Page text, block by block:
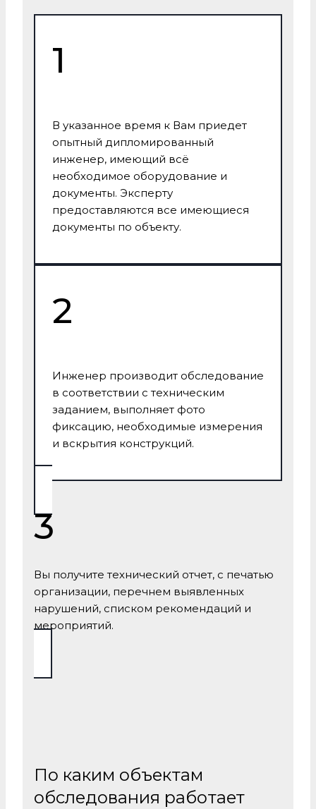
1
В указанное время к Вам приедет
опытный дипломированный
инженер, имеющий всё
необходимое оборудование и
документы. Эксперту
предоставляются все имеющиеся
документы по объекту.
2
Инженер производит обследование
в соответствии с техническим
заданием, выполняет фото
фиксацию, необходимые измерения
и вскрытия конструкций.
3
Вы получите технический отчет, с печатью
организации, перечнем выявленных
нарушений, списком рекомендаций и
мероприятий.
По каким объектам
обследования работает